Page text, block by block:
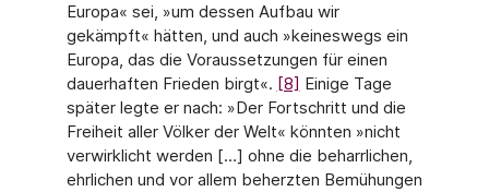
Europa« sei, »um dessen Aufbau wir
gekämpft« hätten, und auch »keineswegs ein
Europa, das die Voraussetzungen für einen
dauerhaften Frieden birgt«. [8] Einige Tage
später legte er nach: »Der Fortschritt und die
Freiheit aller Völker der Welt« könnten »nicht
verwirklicht werden […] ohne die beharrlichen,
ehrlichen und vor allem beherzten Bemühungen